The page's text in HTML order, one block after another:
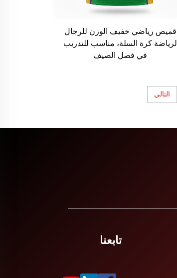
قميص رياضي خفيف الوزن للرجال
لرياضة كرة السلة، مناسب للتدريب
في فصل الصيف
التالي
تابعنا